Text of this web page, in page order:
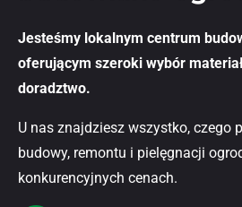
Jesteśmy lokalnym centrum
oferującym szeroki wybór
doradztwo.
U nas znajdziesz wszystko, czego
budowy, remontu i pielęgnacji
konkurencyjnych cenach.